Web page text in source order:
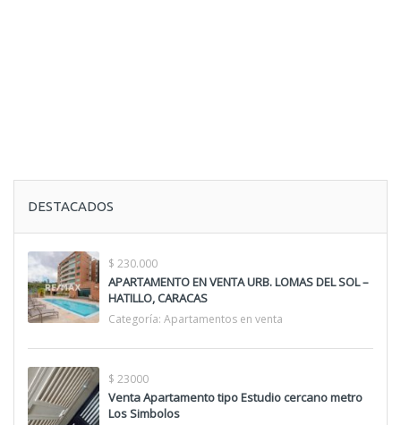
DESTACADOS
$ 230.000
APARTAMENTO EN VENTA URB. LOMAS DEL SOL –
HATILLO, CARACAS
Categoría: Apartamentos en venta
$ 23000
Venta Apartamento tipo Estudio cercano metro
Los Simbolos